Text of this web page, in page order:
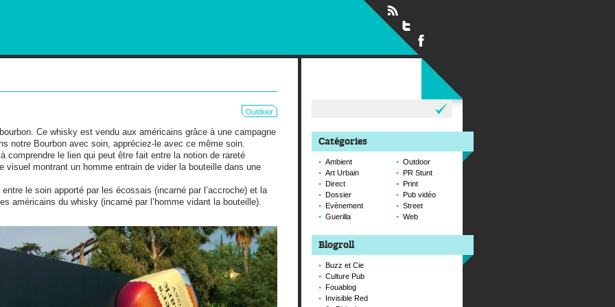
Outdoor
Ce whisky est vendu aux américains grâce à une campagne
notre Bourbon avec soin, appréciez-le avec ce même soin.
comprendre le lien qui peut être fait entre la notion de rareté
visuel montrant un homme entrain de vider la bouteille dans une
le soin apporté par les écossais (incarné par l’accroche) et la
américains du whisky (incarné par l’homme vidant la bouteille).
Catégories
Ambient
Art Urbain
Direct
Dossier
Evènement
Guerilla
Outdoor
PR Stunt
Print
Pub vidéo
Street
Web
Blogroll
Buzz et Cie
Culture Pub
Fouablog
Invisible Red